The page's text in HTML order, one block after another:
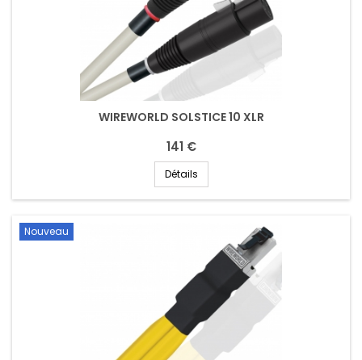
WIREWORLD SOLSTICE 10 XLR
141 €
Détails
Nouveau